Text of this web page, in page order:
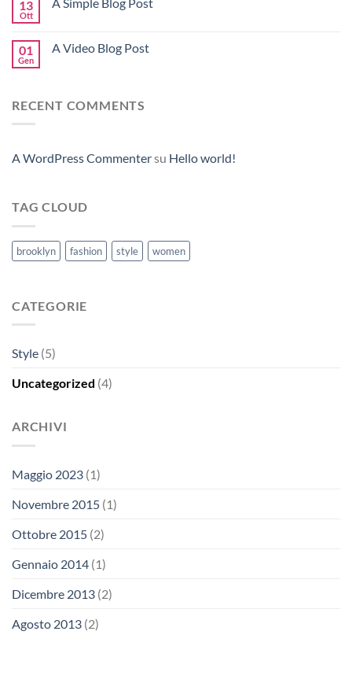
13
Ott
01
Gen
A Video Blog Post
RECENT COMMENTS
A WordPress Commentersu Hello world!
TAG CLOUD
brooklyn fashion style women
CATEGORIE
Style (5)
Uncategorized (4)
ARCHIVI
Maggio 2023 (1)
Novembre 2015 (1)
Ottobre 2015 (2)
Gennaio 2014 (1)
Dicembre 2013 (2)
Agosto 2013 (2)